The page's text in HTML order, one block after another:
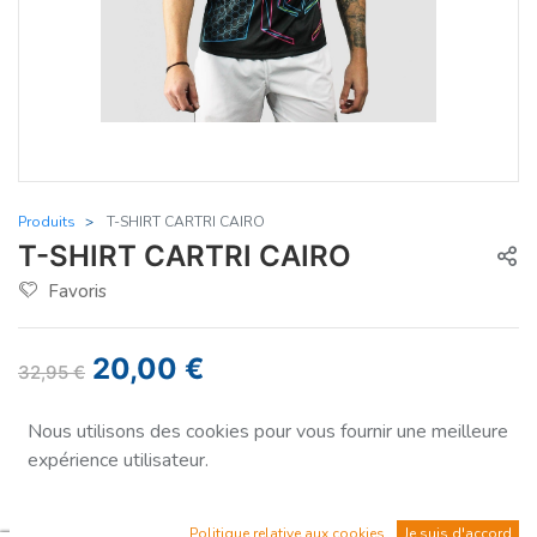
Produits T-SHIRT CARTRI CAIRO
T-SHIRT CARTRI CAIRO
Favoris
32,95€ 20,00 €
Vous économisez -39%
S
Nous utilisons des cookies pour vous fournir une meilleure
expérience utilisateur.